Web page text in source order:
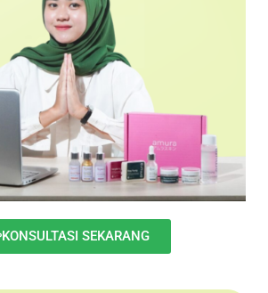
KONSULTASI SEKARANG